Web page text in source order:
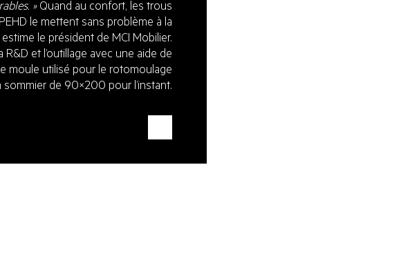
»Quand au confort, les trous
le mettent sans problème à la
le président de MCI Mobilier.
et l’outillage avec une aide de
moule utilisé pour le rotomoulage
sommier de 90×200 pour l’instant.